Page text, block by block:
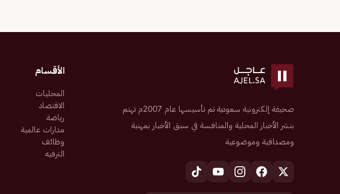
صحيفة إلكترونية سعودية تم تأسيسها عام 2007م تهتم
بنشر الأخبار المحلية والمنافسة في سبق الأخبار بمهنية
ومصداقية وموضوعية
الأقسام
المحليات
الاقتصاد
رياضة
مدارات عالمية
وظائف
الترفيه